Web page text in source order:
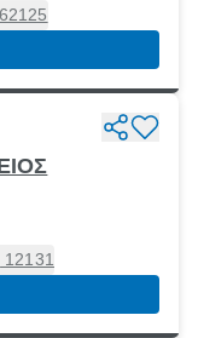
12131